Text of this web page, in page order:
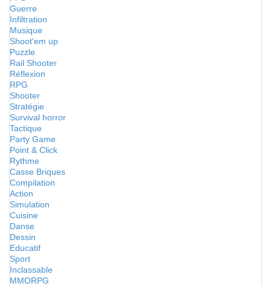
Guerre
Infiltration
Musique
Shoot'em up
Puzzle
Rail Shooter
Réflexion
RPG
Shooter
Stratégie
Survival horror
Tactique
Party Game
Point & Click
Rythme
Casse Briques
Compilation
Action
Simulation
Cuisine
Danse
Dessin
Educatif
Sport
Inclassable
MMORPG